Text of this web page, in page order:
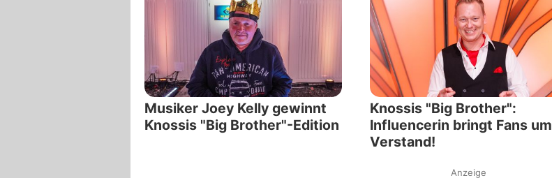
Familie & Liebe
Promiflash Exklusiv
Alle Themen auf Promiflash
Jobs
App runterladen
Team
Musiker Joey Kelly gewinnt
Knossis "Big Brother"-Edition
Knossis "Big Brother":
Influencerin bringt Fans um
Verstand!
Anzeige